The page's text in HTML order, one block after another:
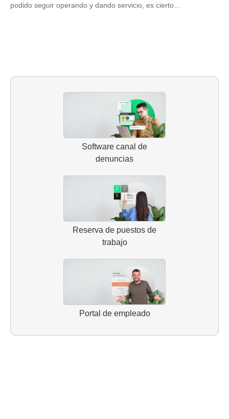
podido seguir operando y dando servicio, es cierto…
Software canal de
denuncias
Reserva de puestos de
trabajo
Portal de empleado